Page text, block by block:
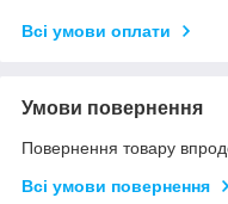
Всі умови оплати
Умови повернення
Повернення товару
Всі умови повернення